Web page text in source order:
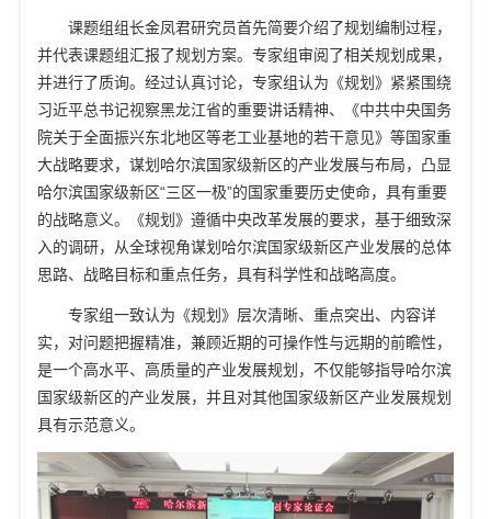
课题组组长金凤君研究员首先简要介绍了规划编制过程，
并代表课题组汇报了规划方案。专家组审阅了相关规划成果，
并进行了质询。经过认真讨论，专家组认为《规划》紧紧围绕
习近平总书记视察黑龙江省的重要讲话精神、《中共中央国务
院关于全面振兴东北地区等老工业基地的若干意见》等国家重
大战略要求，谋划哈尔滨国家级新区的产业发展与布局，凸显
哈尔滨国家级新区“三区一极”的国家重要历史使命，具有重要
的战略意义。《规划》遵循中央改革发展的要求，基于细致深
入的调研，从全球视角谋划哈尔滨国家级新区产业发展的总体
思路、战略目标和重点任务，具有科学性和战略高度。
专家组一致认为《规划》层次清晰、重点突出、内容详
实，对问题把握精准，兼顾近期的可操作性与远期的前瞻性，
是一个高水平、高质量的产业发展规划，不仅能够指导哈尔滨
国家级新区的产业发展，并且对其他国家级新区产业发展规划
具有示范意义。